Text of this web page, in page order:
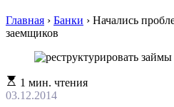
Главная › Банки › Начались
заемщиков
Расчетное
время
1 мин. чтения
03.12.2014